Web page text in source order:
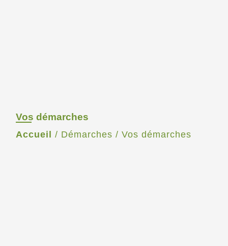
Vos démarches
Accueil / Démarches / Vos démarches